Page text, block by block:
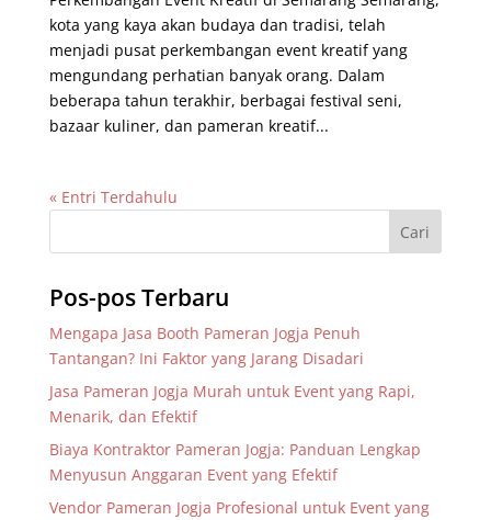
kota yang kaya akan budaya dan tradisi, telah
menjadi pusat perkembangan event kreatif yang
mengundang perhatian banyak orang. Dalam
beberapa tahun terakhir, berbagai festival seni,
bazaar kuliner, dan pameran kreatif...
« Entri Terdahulu
Pos-pos Terbaru
Mengapa Jasa Booth Pameran Jogja Penuh
Tantangan? Ini Faktor yang Jarang Disadari
Jasa Pameran Jogja Murah untuk Event yang Rapi,
Menarik, dan Efektif
Biaya Kontraktor Pameran Jogja: Panduan Lengkap
Menyusun Anggaran Event yang Efektif
Vendor Pameran Jogja Profesional untuk Event yang